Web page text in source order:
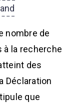
nombre de
la recherche
des
Déclaration
que